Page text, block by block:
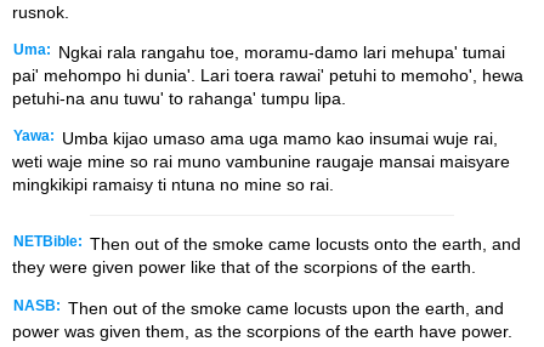
rusnok.
Uma:
Ngkai rala rangahu toe, moramu-damo lari mehupa' tumai
pai' mehompo hi dunia'. Lari toera rawai' petuhi to memoho', hewa
petuhi-na anu tuwu' to rahanga' tumpu lipa.
Yawa:
Umba kijao umaso ama uga mamo kao insumai wuje rai,
weti waje mine so rai muno vambunine raugaje mansai maisyare
mingkikipi ramaisy ti ntuna no mine so rai.
NETBible: Then out of the smoke came locusts onto the earth, and
they were given power like that of the scorpions of the earth.
NASB: Then out of the smoke came locusts upon the earth, and
power was given them, as the scorpions of the earth have power.